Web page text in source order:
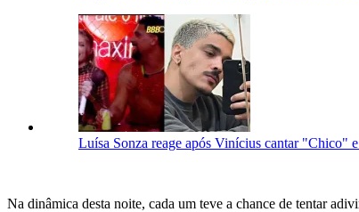
Luísa Sonza reage após Vinícius cantar "Chico"
Na dinâmica desta noite, cada um teve a chance de tentar